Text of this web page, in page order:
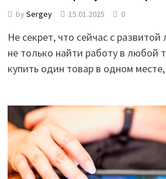
by Sergey 15.01.2025 0
Не секрет, что сейчас с
не только найти работу в любой
купить один товар в одном